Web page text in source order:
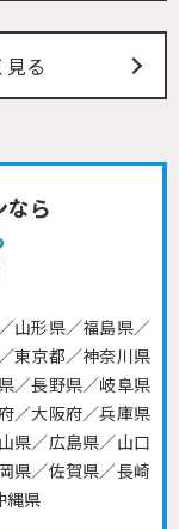
見る
なら
山形県／福島県／
東京都／神奈川県
／長野県／岐阜県
／大阪府／兵庫県
県／広島県／山口
県／佐賀県／長崎
縄県